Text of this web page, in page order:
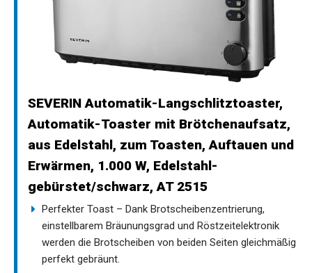
SEVERIN Automatik-Langschlitztoaster,
Automatik-Toaster mit Brötchenaufsatz,
aus Edelstahl, zum Toasten, Auftauen und
Erwärmen, 1.000 W, Edelstahl-
gebürstet/schwarz, AT 2515
Perfekter Toast – Dank Brotscheibenzentrierung,
einstellbarem Bräunungsgrad und Röstzeitelektronik
werden die Brotscheiben von beiden Seiten gleichmäßig
perfekt gebräunt.